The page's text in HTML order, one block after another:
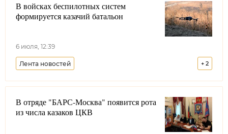
Свердловская область Образование
В войсках беспилотных систем
формируется казачий батальон
6 июля, 12:39
+ 2
Лента новостей
Всероссийское казачье общество
Виталий Кузнецов Долг казака
В отряде "БАРС-Москва" появится рота
из числа казаков ЦКВ